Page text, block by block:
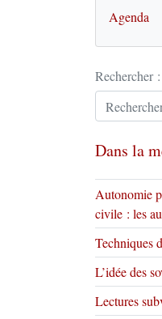
Agenda
Rechercher :
Dans la
Autonomie
civile : les
Techniques
L’idée des
Lectures